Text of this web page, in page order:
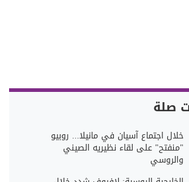
صلة
خلال اجتماع آسيان في مانيلا... روبيو
"منفتح" على لقاء نظيريه الصيني
والروسي